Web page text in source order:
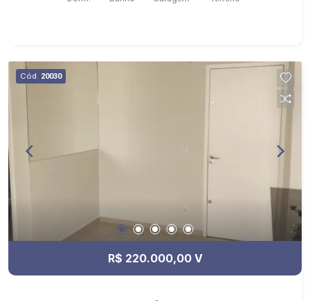
Cód. 20030
R$ 220.000,00 V